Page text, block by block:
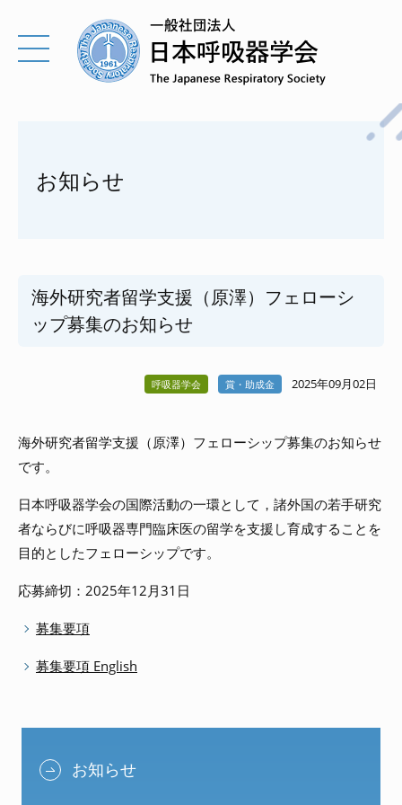
お知らせ
海外研究者留学支援（原澤）フェローシ
ップ募集のお知らせ
呼吸器学会 賞・助成金 2025年09月02日
海外研究者留学支援（原澤）フェローシップ募集のお知らせ
です。
日本呼吸器学会の国際活動の一環として，諸外国の若手研究
者ならびに呼吸器専門臨床医の留学を支援し育成することを
目的としたフェローシップです。
応募締切：2025年12月31日
募集要項
募集要項 English
お知らせ